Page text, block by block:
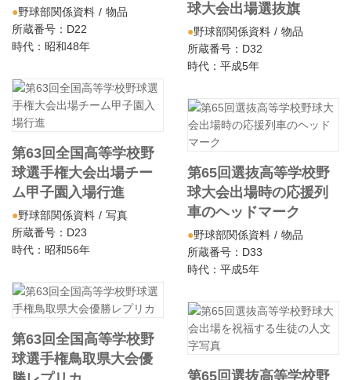
野球部関係資料
物品
所蔵番号：D22
時代：昭和48年
第63回全国高等学校野
球選手権大会出場チー
ム甲子園入場行進
野球部関係資料
写真
所蔵番号：D23
時代：昭和56年
第63回全国高等学校野
球選手権鳥取県大会優
球大会出場選抜旗
野球部関係資料
物品
所蔵番号：D32
時代：平成5年
第65回選抜高等学校野
球大会出場時の応援列
車のヘッドマーク
野球部関係資料
物品
所蔵番号：D33
時代：平成5年
第65回選抜高等学校野